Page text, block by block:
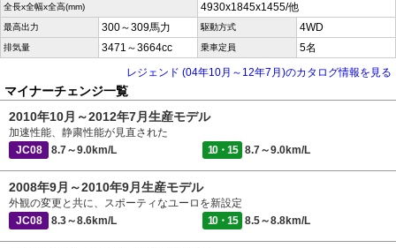
全長x全幅x全高(mm) 4930x1845x1455/他
最高出力 300～309馬力 駆動方式 4WD
排気量 3471～3664cc 乗車定員
5名
レジェンド (04年10月～12年7月)のカタログ情報を見る
マイナーチェンジ一覧
2010年10月～2012年7月生産モデル
加速性能、静粛性能が見直された
JC08
8.7～9.0km/L 10・15 8.7～9.0km/L
2008年9月～2010年9月生産モデル
外観の変更と共に、スポーティなユーロを新設定
JC08
8.3～8.6km/L 10・15 8.5～8.8km/L